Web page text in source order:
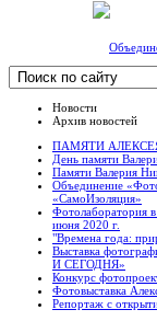
Новости
Архив новостей
ПАМЯТИ
День памяти
Памяти Валерия
Объединение
«СамоИзоляция»
Фотолаборатория
июня 2020 г.
"Времена года:
Выставка
И СЕГОДНЯ»
Конкурс
Фотовыставка
Репортаж с